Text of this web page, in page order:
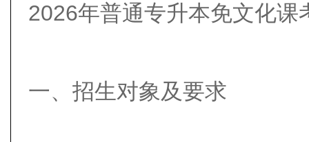
2026年普通专升本免文化
一、招生对象及要求